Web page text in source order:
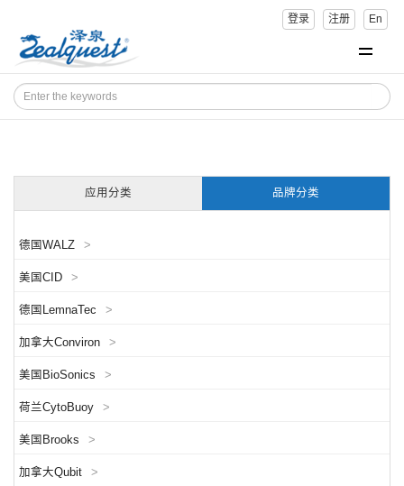
登录 注册 En
应用分类 品牌分类
德国WALZ >
美国CID >
德国LemnaTec >
加拿大Conviron >
美国BioSonics >
荷兰CytoBuoy >
美国Brooks >
加拿大Qubit >